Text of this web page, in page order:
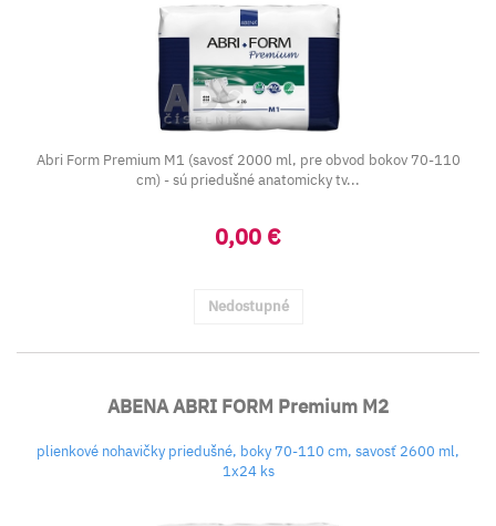
Abri Form Premium M1 (savosť 2000 ml, pre obvod bokov 70-110
cm) - sú priedušné anatomicky tv...
0,00 €
Nedostupné
ABENA ABRI FORM Premium M2
plienkové nohavičky priedušné, boky 70-110 cm, savosť 2600 ml,
1x24 ks